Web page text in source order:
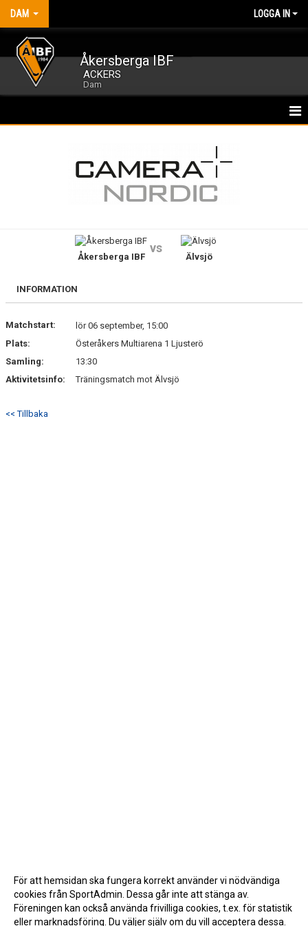
DAM LOGGA IN
Åkersberga IBF
ACKERS
Dam
BILDGALLERI
KONTAKT
Åkersberga IBF
vs
Älvsjö
INFORMATION
Matchstart:
lör 06 september, 15:00
Plats:
Österåkers Multiarena 1 Ljusterö
Samling:
13:30
Aktivitetsinfo:
Träningsmatch mot Älvsjö
<< Tillbaka
För att hemsidan ska fungera korrekt använder vi nödvändiga
cookies från SportAdmin. Dessa går inte att stänga av.
Föreningen kan också använda frivilliga cookies, t.ex. för statistik
eller marknadsföring. Du väljer själv om du vill acceptera dessa.